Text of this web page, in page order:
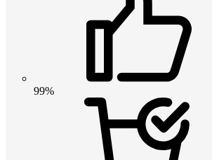
99%